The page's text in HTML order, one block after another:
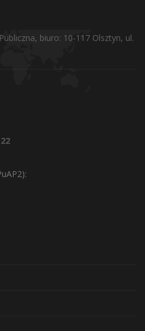
biuro: 10-117 Olsztyn, ul.